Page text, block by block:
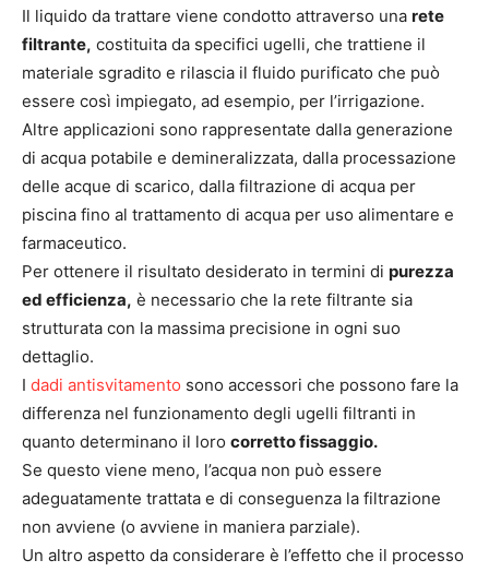
Il liquido da trattare viene condotto attraverso una rete
filtrante, costituita da specifici ugelli, che trattiene il
materiale sgradito e rilascia il fluido purificato che può
essere così impiegato, ad esempio, per l’irrigazione.
Altre applicazioni sono rappresentate dalla generazione
di acqua potabile e demineralizzata, dalla processazione
delle acque di scarico, dalla filtrazione di acqua per
piscina fino al trattamento di acqua per uso alimentare e
farmaceutico.
Per ottenere il risultato desiderato in termini di purezza
ed efficienza, è necessario che la rete filtrante sia
strutturata con la massima precisione in ogni suo
dettaglio.
I dadi antisvitamento sono accessori che possono fare la
differenza nel funzionamento degli ugelli filtranti in
quanto determinano il loro corretto fissaggio.
Se questo viene meno, l’acqua non può essere
adeguatamente trattata e di conseguenza la filtrazione
non avviene (o avviene in maniera parziale).
Un altro aspetto da considerare è l’effetto che il processo